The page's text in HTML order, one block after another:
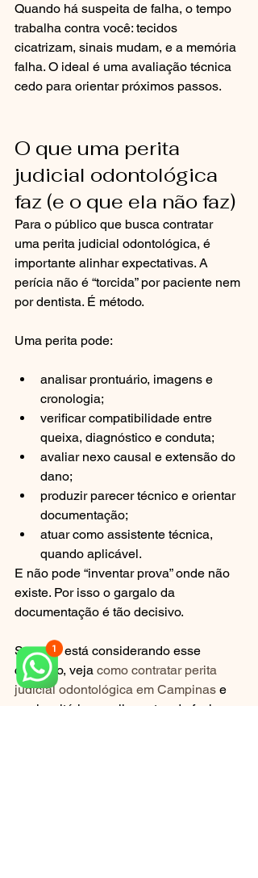
Quando há suspeita de falha, o tempo
trabalha contra você: tecidos
cicatrizam, sinais mudam, e a memória
falha. O ideal é uma avaliação técnica
cedo para orientar próximos passos.
O que uma perita
judicial odontológica
faz (e o que ela não faz)
Para o público que busca contratar
uma perita judicial odontológica, é
importante alinhar expectativas. A
perícia não é “torcida” por paciente nem
por dentista. É método.
Uma perita pode:
analisar prontuário, imagens e
cronologia;
verificar compatibilidade entre
queixa, diagnóstico e conduta;
avaliar nexo causal e extensão do
dano;
produzir parecer técnico e orientar
documentação;
atuar como assistente técnica,
quando aplicável.
E não pode “inventar prova” onde não
existe. Por isso o gargalo da
documentação é tão decisivo.
Se você está considerando esse
caminho, veja como contratar perita
judicial odontológica em Campinas e
quais critérios avaliar antes de fechar.